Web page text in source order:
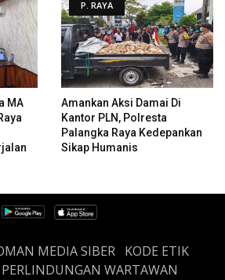
MA
P. RAYA
Amankan Aksi Damai Di
Kantor PLN, Polresta
Palangka Raya Kedepankan
Sikap Humanis
MEDIA SIBER
KODE ETIK
PERLINDUNGAN WARTAWAN